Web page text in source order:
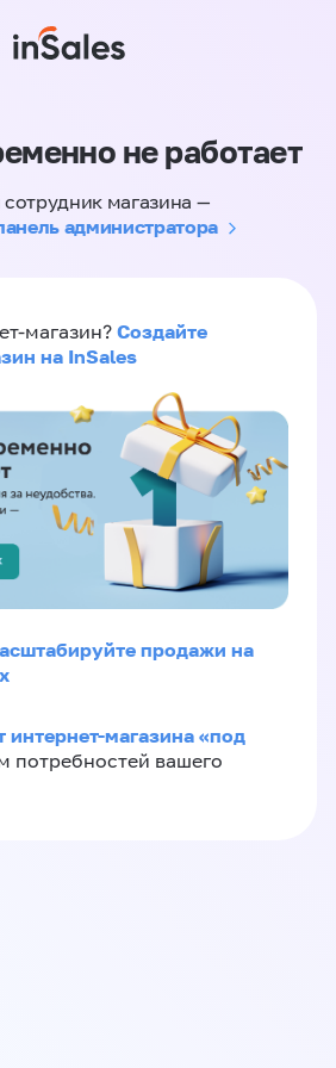
не работает
магазина —
администратора
магазин? Создайте
на InSales
продажи на
интернет-магазина «под
потребностей вашего